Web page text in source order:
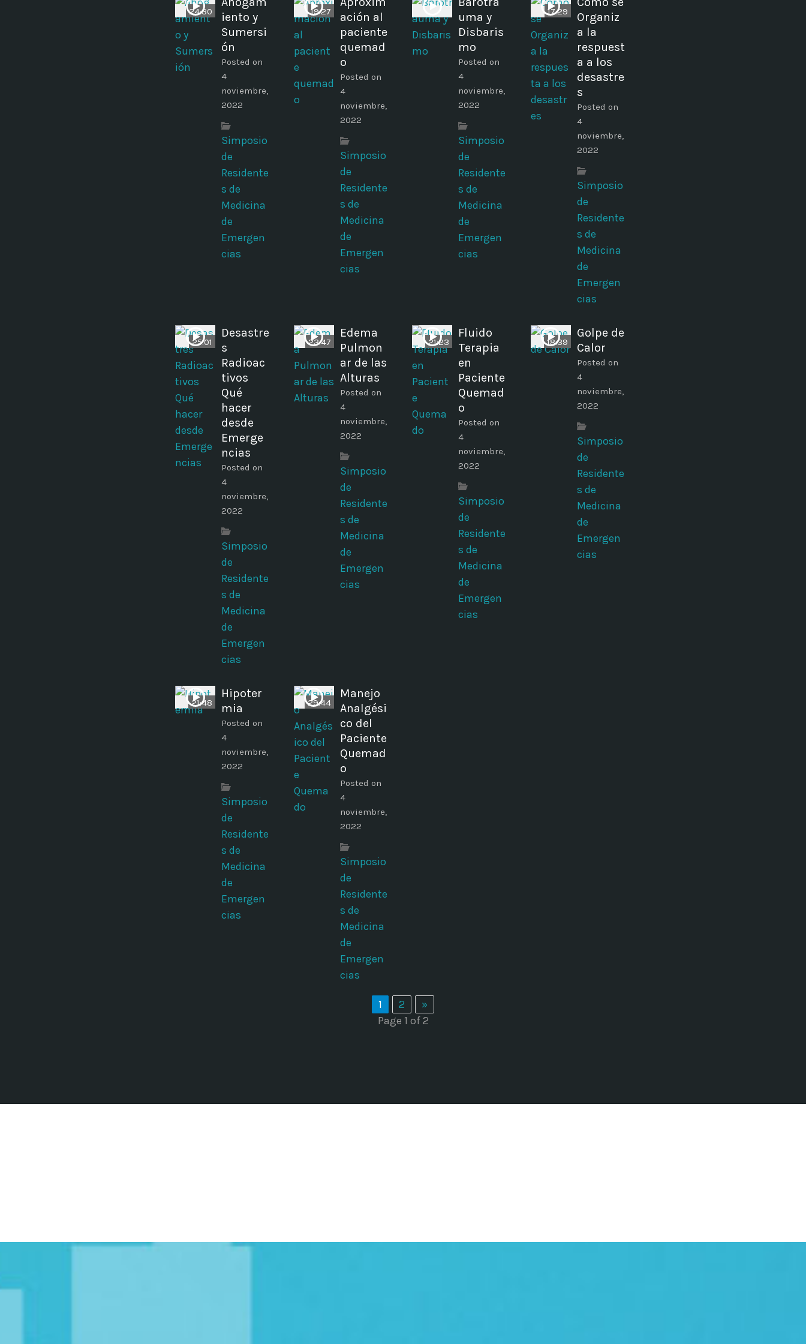
24:30
iento y
Sumersi
ón
Posted on
4
noviembre,
2022
Simposio
de
Residente
s de
Medicina
de
Emergen
cias
19:27
ación al
paciente
quemad
o
Posted on
4
noviembre,
2022
Simposio
de
Residente
s de
Medicina
de
Emergen
cias
uma y
Disbaris
mo
Posted on
4
noviembre,
2022
Simposio
de
Residente
s de
Medicina
de
Emergen
cias
17:29
Organiz
a la
respuest
a a los
desastre
s
Posted on
4
noviembre,
2022
Simposio
de
Residente
s de
Medicina
de
Emergen
cias
25:01
Desastre
s
Radioac
tivos
Qué
hacer
desde
Emerge
ncias
Posted on
4
noviembre,
2022
Simposio
de
Residente
s de
Medicina
de
Emergen
cias
23:47
Edema
Pulmon
ar de las
Alturas
Posted on
4
noviembre,
2022
Simposio
de
Residente
s de
Medicina
de
Emergen
cias
21:23
Fluido
Terapia
en
Paciente
Quemad
o
Posted on
4
noviembre,
2022
Simposio
de
Residente
s de
Medicina
de
Emergen
cias
18:39
Golpe de
Calor
Posted on
4
noviembre,
2022
Simposio
de
Residente
s de
Medicina
de
Emergen
cias
21:48
Hipoter
mia
Posted on
4
noviembre,
2022
Simposio
de
Residente
s de
Medicina
de
Emergen
cias
29:44
Manejo
Analgési
co del
Paciente
Quemad
o
Posted on
4
noviembre,
2022
Simposio
de
Residente
s de
Medicina
de
Emergen
cias
1 2
»
Page 1 of 2